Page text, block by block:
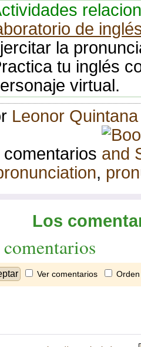
de
la
tu inglés
virtual.
Leonor Quintana
comentarios
,
Los
comentarios
Ver comentarios